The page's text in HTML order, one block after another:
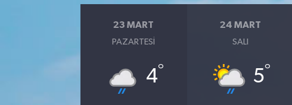
23 MART
PAZARTESI
4°
24 MART
SALI
5°